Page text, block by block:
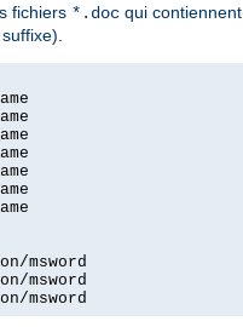
fichiers *.doc qui
msword